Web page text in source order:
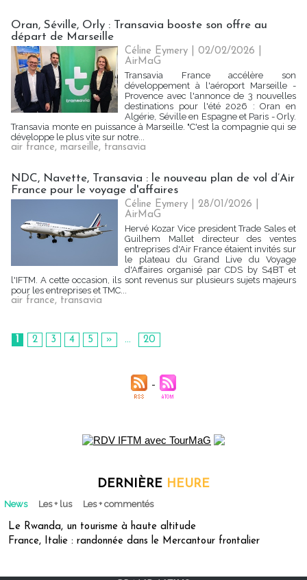
Oran, Séville, Orly : Transavia booste son offre au
départ de Marseille
Céline Eymery | 02/02/2026
AirMaG
Transavia France accélère son
développement à l'aéroport Marseille -
Provence avec l'annonce de 3 nouvelles
destinations pour l'été 2026 : Oran en
Algérie, Séville en Espagne et Paris - Orly.
Transavia monte en puissance à Marseille. "C'est la compagnie qui se
développe le plus vite sur notre...
air france, marseille, transavia
NDC, Navette, Transavia : le nouveau plan de vol d’Air
France pour le voyage d'affaires
Céline Eymery | 28/01/2026
AirMaG
Hervé Kozar Vice president Trade Sales et
Guilhem Mallet directeur des ventes
entreprises d'Air France étaient invités sur
le plateau du Grand Live du Voyage
d'Affaires organisé par CDS by S4BT et
l'IFTM. A cette occasion, ils sont revenus sur plusieurs sujets majeurs
pour les entreprises et TMC...
air france, transavia
1 2 3 4 5 » ... 20
DERNIÈRE HEURE
News Les + lus Les + commentés
Le Rwanda, un tourisme à haute altitude
France, Italie : randonnée dans le Mercantour frontalier